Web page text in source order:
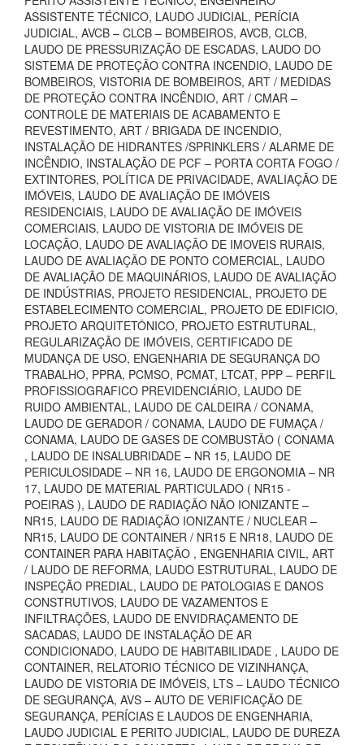
ASSISTENTE TÉCNICO, LAUDO JUDICIAL, PERÍCIA
JUDICIAL, AVCB – CLCB – BOMBEIROS, AVCB, CLCB,
LAUDO DE PRESSURIZAÇÃO DE ESCADAS, LAUDO DO
SISTEMA DE PROTEÇÃO CONTRA INCENDIO, LAUDO DE
BOMBEIROS, VISTORIA DE BOMBEIROS, ART / MEDIDAS
DE PROTEÇÃO CONTRA INCÊNDIO, ART / CMAR –
CONTROLE DE MATERIAIS DE ACABAMENTO E
REVESTIMENTO, ART / BRIGADA DE INCENDIO,
INSTALAÇÃO DE HIDRANTES /SPRINKLERS / ALARME DE
INCÊNDIO, INSTALAÇÃO DE PCF – PORTA CORTA FOGO /
EXTINTORES, POLÍTICA DE PRIVACIDADE, AVALIAÇÃO DE
IMÓVEIS, LAUDO DE AVALIAÇÃO DE IMÓVEIS
RESIDENCIAIS, LAUDO DE AVALIAÇÃO DE IMÓVEIS
COMERCIAIS, LAUDO DE VISTORIA DE IMÓVEIS DE
LOCAÇÃO, LAUDO DE AVALIAÇÃO DE IMOVEIS RURAIS,
LAUDO DE AVALIAÇÃO DE PONTO COMERCIAL, LAUDO
DE AVALIAÇÃO DE MAQUINÁRIOS, LAUDO DE AVALIAÇÃO
DE INDÚSTRIAS, PROJETO RESIDENCIAL, PROJETO DE
ESTABELECIMENTO COMERCIAL, PROJETO DE EDIFICIO,
PROJETO ARQUITETÔNICO, PROJETO ESTRUTURAL,
REGULARIZAÇÃO DE IMÓVEIS, CERTIFICADO DE
MUDANÇA DE USO, ENGENHARIA DE SEGURANÇA DO
TRABALHO, PPRA, PCMSO, PCMAT, LTCAT, PPP – PERFIL
PROFISSIOGRAFICO PREVIDENCIÁRIO, LAUDO DE
RUIDO AMBIENTAL, LAUDO DE CALDEIRA / CONAMA,
LAUDO DE GERADOR / CONAMA, LAUDO DE FUMAÇA /
CONAMA, LAUDO DE GASES DE COMBUSTÃO ( CONAMA
, LAUDO DE INSALUBRIDADE – NR 15, LAUDO DE
PERICULOSIDADE – NR 16, LAUDO DE ERGONOMIA – NR
17, LAUDO DE MATERIAL PARTICULADO ( NR15 -
POEIRAS ), LAUDO DE RADIAÇÃO NÃO IONIZANTE –
NR15, LAUDO DE RADIAÇÃO IONIZANTE / NUCLEAR –
NR15, LAUDO DE CONTAINER / NR15 E NR18, LAUDO DE
CONTAINER PARA HABITAÇÃO , ENGENHARIA CIVIL, ART
/ LAUDO DE REFORMA, LAUDO ESTRUTURAL, LAUDO DE
INSPEÇÃO PREDIAL, LAUDO DE PATOLOGIAS E DANOS
CONSTRUTIVOS, LAUDO DE VAZAMENTOS E
INFILTRAÇÕES, LAUDO DE ENVIDRAÇAMENTO DE
SACADAS, LAUDO DE INSTALAÇÃO DE AR
CONDICIONADO, LAUDO DE HABITABILIDADE , LAUDO DE
CONTAINER, RELATORIO TÉCNICO DE VIZINHANÇA,
LAUDO DE VISTORIA DE IMÓVEIS, LTS – LAUDO TÉCNICO
DE SEGURANÇA, AVS – AUTO DE VERIFICAÇÃO DE
SEGURANÇA, PERÍCIAS E LAUDOS DE ENGENHARIA,
LAUDO JUDICIAL E PERITO JUDICIAL, LAUDO DE DUREZA